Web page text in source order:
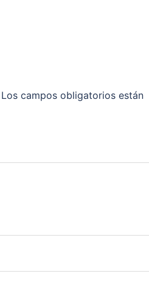
Los campos obligatorios están